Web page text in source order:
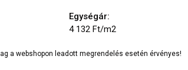
Egységár:
4 132 Ft/m2
a webshopon leadott megrendelés esetén érvényes!